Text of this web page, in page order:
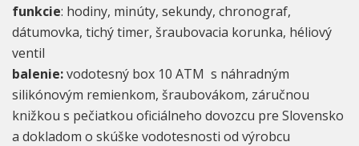
funkcie: hodiny, minúty, sekundy, chronograf,
dátumovka, tichý timer, šraubovacia korunka, héliový
ventil
balenie:vodotesný box 10 ATM s náhradným
silikónovým remienkom, šraubovákom, záručnou
knižkou s pečiatkou oficiálneho dovozcu pre Slovensko
a dokladom o skúške vodotesnosti od výrobcu